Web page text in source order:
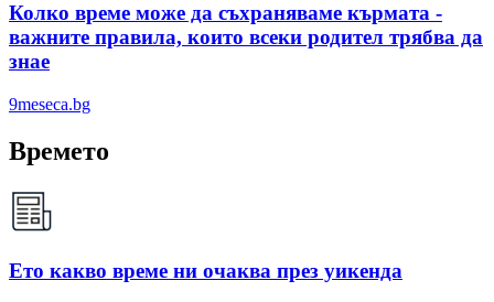
Колко време може да съхраняваме кърмата -
важните правила, които всеки родител трябва да
знае
9meseca.bg
Времето
Ето какво време ни очаква през уикенда